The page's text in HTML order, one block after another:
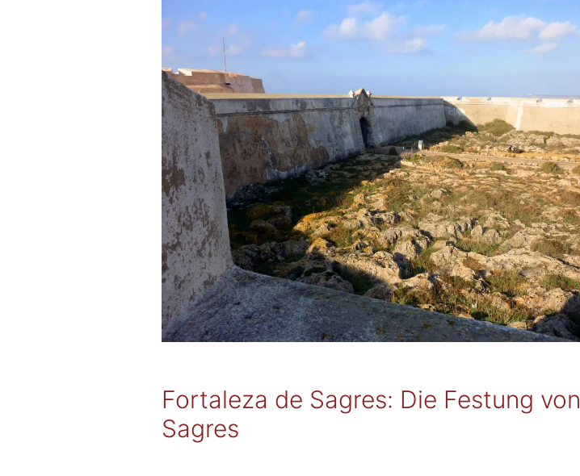
Fortaleza de Sagres: Die Festung von
Sagres